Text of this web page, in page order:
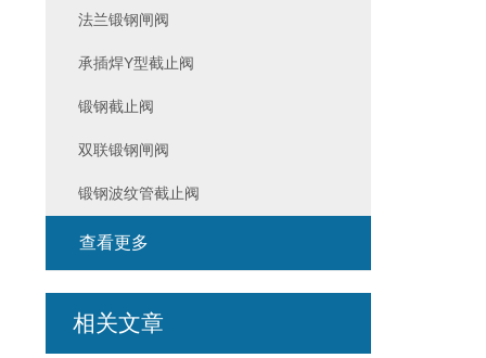
法兰锻钢闸阀
承插焊Y型截止阀
锻钢截止阀
双联锻钢闸阀
锻钢波纹管截止阀
查看更多
相关文章